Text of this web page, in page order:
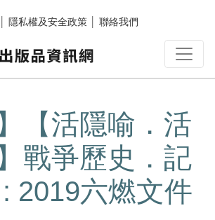
隱私權及安全政策 聯絡我們
【活隱喻．活
戰爭歷史．記
2019六燃文件